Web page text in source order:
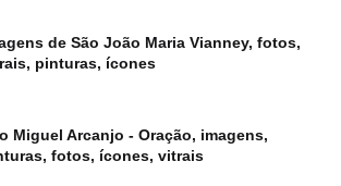
de São João Maria Vianney, fotos,
pinturas, ícones
Miguel Arcanjo - Oração, imagens,
fotos, ícones, vitrais